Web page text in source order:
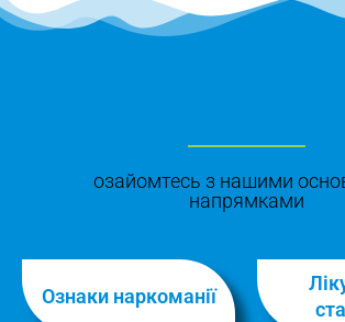
озайомтесь з нашими
напрямками
Ознаки наркоманії